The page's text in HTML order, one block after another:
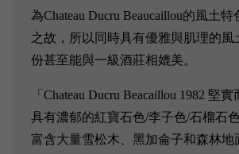
為Chateau Ducru Beaucaillou的風土
之故，所以同時具有優雅與肌理的風
份甚至能與一級酒莊相媲美。
「Chateau Ducru Beacaillou 1982 堅
具有濃郁的紅寶石色/李子色/石榴石
富含大量雪松木、黑加侖子和森林地